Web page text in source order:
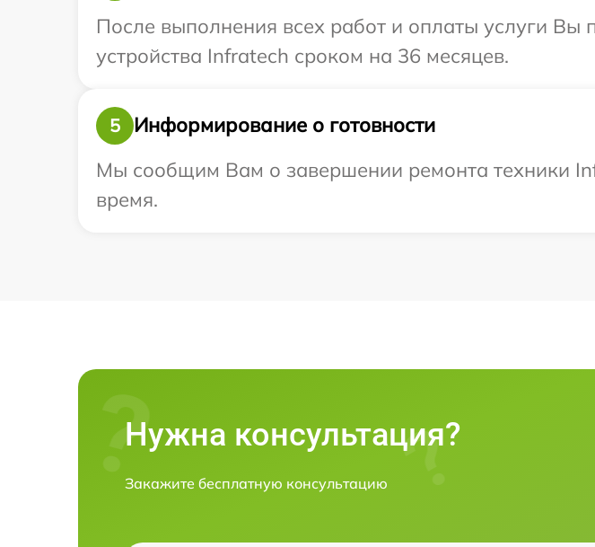
После выполнения всех работ и оплаты услуги
устройства Infratech сроком на 36 месяцев.
5
Информирование о готовности
Мы сообщим Вам о завершении ремонта техники
время.
Нужна консультация?
Закажите бесплатную консультацию